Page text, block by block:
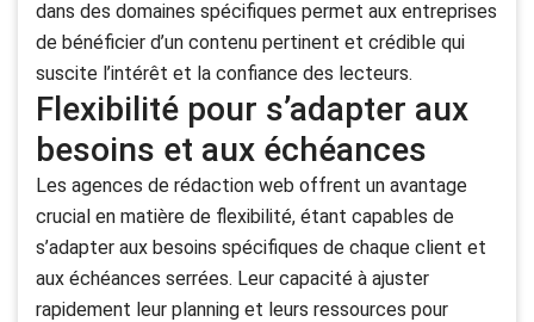
dans des domaines spécifiques permet aux entreprises
de bénéficier d’un contenu pertinent et crédible qui
suscite l’intérêt et la confiance des lecteurs.
Flexibilité pour s’adapter aux
besoins et aux échéances
Les agences de rédaction web offrent un avantage
crucial en matière de flexibilité, étant capables de
s’adapter aux besoins spécifiques de chaque client et
aux échéances serrées. Leur capacité à ajuster
rapidement leur planning et leurs ressources pour